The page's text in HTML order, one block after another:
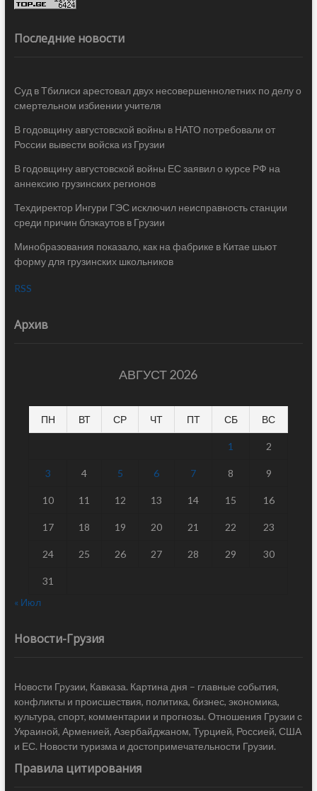
Последние новости
Суд в Тбилиси арестовал двух несовершеннолетних по делу о
смертельном избиении учителя
В годовщину августовской войны в НАТО потребовали от
России вывести войска из Грузии
В годовщину августовской войны ЕС заявил о курсе РФ на
аннексию грузинских регионов
Техдиректор Ингури ГЭС исключил неисправность станции
среди причин блэкаутов в Грузии
Минобразования показало, как на фабрике в Китае шьют
форму для грузинских школьников
RSS
Архив
АВГУСТ 2026
ПН ВТ СР ЧТ ПТ СБ ВС
1 2
3 4 5 6 7 8 9
10 11 12 13 14 15 16
17 18 19 20 21 22 23
24 25 26 27 28 29 30
31
« Июл
Новости-Грузия
Новости Грузии, Кавказа. Картина дня – главные события,
конфликты и происшествия, политика, бизнес, экономика,
культура, спорт, комментарии и прогнозы. Отношения Грузии с
Украиной, Арменией, Азербайджаном, Турцией, Россией, США
и ЕС. Новости туризма и достопримечательности Грузии.
Правила цитирования